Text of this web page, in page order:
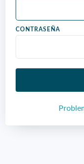
CONTRASEÑA